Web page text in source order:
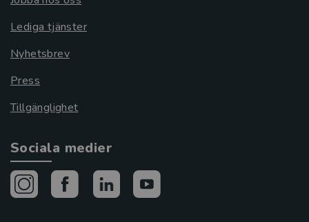
Lediga tjänster
Nyhetsbrev
Press
Tillgänglighet
Sociala medier